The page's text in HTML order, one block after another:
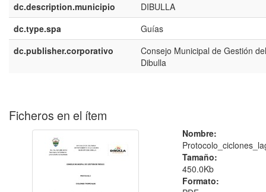
dc.description.municipio
DIBULLA
dc.type.spa
Guías
dc.publisher.corporativo
Consejo Municipal de Gestión
Dibulla
Ficheros en el ítem
Nombre:
Tamaño:
450.0Kb
Formato: